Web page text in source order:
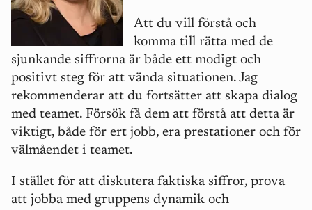
Att du vill förstå och
komma till rätta med de
sjunkande siffrorna är både ett modigt och
positivt steg för att vända situationen. Jag
rekommenderar att du fortsätter att skapa dialog
med teamet. Försök få dem att förstå att detta är
viktigt, både för ert jobb, era prestationer och för
välmåendet i teamet.
I stället för att diskutera faktiska siffror, prova
att jobba med gruppens dynamik och